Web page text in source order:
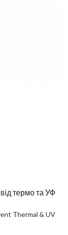
термо та УФ
Thermal & UV